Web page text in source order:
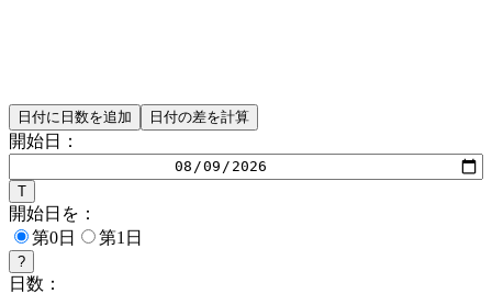
日付に日数を追加 日付の差を計算
開始日：
T
開始日を：
第0日
第1日
?
日数：